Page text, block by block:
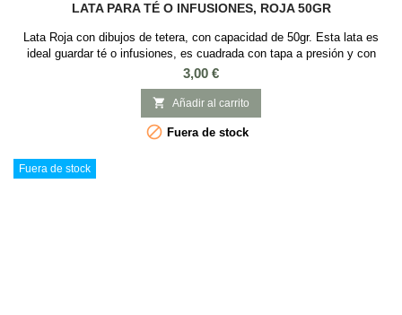
LATA PARA TÉ O INFUSIONES, ROJA 50GR
Lata Roja con dibujos de tetera, con capacidad de 50gr. Esta lata es
ideal guardar té o infusiones, es cuadrada con tapa a presión y con
Medidas: 6 x 6 x 8 cm.
Precio
3,00 €
 Añadir al carrito
 Fuera de stock
Fuera de stock